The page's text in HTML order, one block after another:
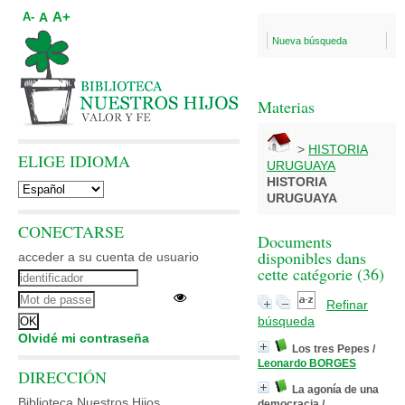
Nueva búsqueda
Materias
> HISTORIA
URUGUAYA
HISTORIA
URUGUAYA
Documents
disponibles dans
cette catégorie (36)
Refinar
búsqueda
Los tres Pepes /
Leonardo BORGES
La agonía de una
A- A A+
ELIGE IDIOMA
CONECTARSE
acceder a su cuenta de usuario
Olvidé mi contraseña
DIRECCIÓN